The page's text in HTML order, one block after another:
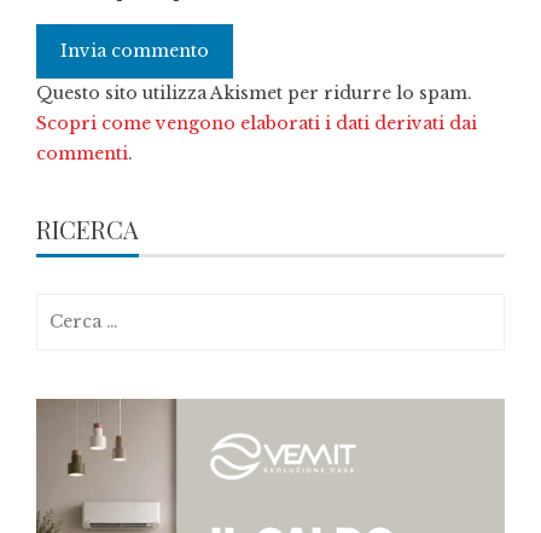
Questo sito utilizza Akismet per ridurre lo spam.
Scopri come vengono elaborati i dati derivati dai
commenti.
RICERCA